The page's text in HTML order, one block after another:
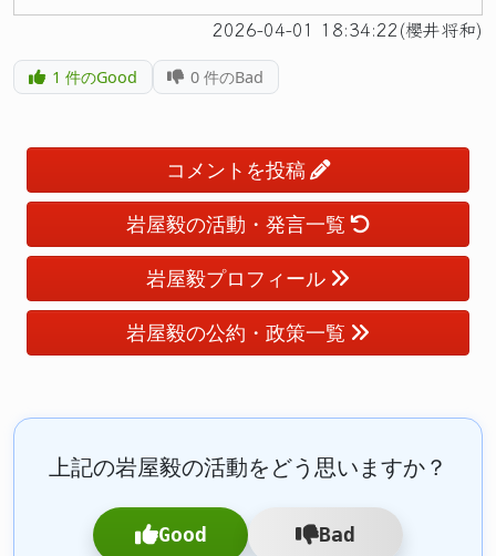
2026-04-01 18:34:22(櫻井将和)
1 件のGood 0 件のBad
コメントを投稿
岩屋毅の活動・発言一覧
岩屋毅プロフィール
岩屋毅の公約・政策一覧
上記の岩屋毅の活動をどう思いますか？
Good Bad